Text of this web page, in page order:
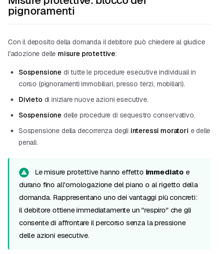
pignoramenti
Con il deposito della domanda il debitore può chiedere al giudice
l'adozione delle misure protettive:
Sospensione di tutte le procedure esecutive individuali in
corso (pignoramenti immobiliari, presso terzi, mobiliari).
Divieto di iniziare nuove azioni esecutive.
Sospensione delle procedure di sequestro conservativo.
Sospensione della decorrenza degli interessi moratori e delle
penali.
Le misure protettive hanno effetto immediato e
durano fino all'omologazione del piano o al rigetto della
domanda. Rappresentano uno dei vantaggi più concreti:
il debitore ottiene immediatamente un "respiro" che gli
consente di affrontare il percorso senza la pressione
delle azioni esecutive.